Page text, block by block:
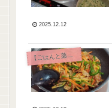
2025.12.12
【
ごはんと薬膳】